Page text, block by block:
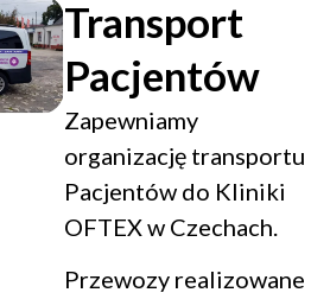
Transport
Pacjentów
Zapewniamy
organizację transportu
Pacjentów do Kliniki
OFTEX w Czechach.
Przewozy realizowane